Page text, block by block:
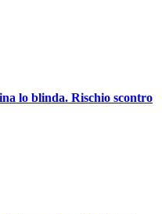
lo blinda. Rischio scontro